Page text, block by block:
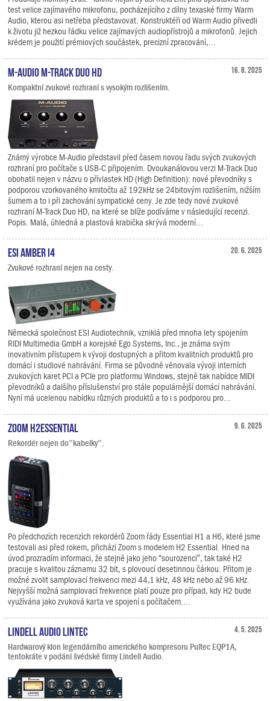
test velice zajímavého mikrofonu, pocházejícího z dílny texaské firmy Warm
Audio, kterou asi netřeba představovat. Konstruktéři od Warm Audio přivedli
k životu již hezkou řádku velice zajímavých audiopřístrojů a mikrofonů. Jejich
krédem je použití prémiových součástek, precizní zpracování,...
16. 8. 2025
M-Audio M-Track Duo HD
Kompaktní zvukové rozhraní s vysokým rozlišením.
Známý výrobce M-Audio představil před časem novou řadu svých zvukových
rozhraní pro počítače s USB-C připojením. Dvoukanálovou verzi M-Track Duo
obohatil nejen v názvu o přívlastek HD (High Definition): nové převodníky s
podporou vzorkovaného kmitočtu až 192kHz se 24bitovým rozlišením, nižším
šumem a to i při zachování sympatické ceny. Je zde tedy nové zvukové
rozhraní M-Track Duo HD, na které se blíže podíváme v následující recenzi.
Popis. Malá, úhledná a plastová krabička skrývá moderní...
20. 6. 2025
ESI Amber i4
Zvukové rozhraní nejen na cesty.
Německá společnost ESI Audiotechnik, vzniklá před mnoha lety spojením
RIDI Multimedia GmbH a korejské Ego Systems, Inc., je známa svým
inovativním přístupem k vývoji dostupných a přitom kvalitních produktů pro
domácí i studiové nahrávání. Firma se původně věnovala vývoji interních
zvukových karet PCI a PCIe pro platformu Windows, stejně tak nabídce MIDI
převodníků a dalšího příslušenství pro stále populárnější domácí nahrávání.
Nyní má ucelenou nabídku různých produktů a to i s podporou pro...
9. 6. 2025
Zoom H2essential
Rekordér nejen do”kabelky”.
Po předchozích recenzích rekordérů Zoom řády Essential H1 a H6, které jsme
testovali asi před rokem, přichází Zoom s modelem H2 Essential. Hned na
úvod prozradím informaci, že stejně jako jeho “sourozenci”, tak také H2
pracuje s kvalitou záznamu 32 bit, s plovoucí desetinnou čárkou. Přitom je
možné zvolit samplovací frekvenci mezi 44,1 kHz, 48 kHz nebo až 96 kHz.
Nejvyšší možná samplovací frekvence platí pouze pro případ, kdy H2 bude
využívána jako zvuková karta ve spojení s počítačem....
4. 5. 2025
Lindell Audio LiNTEC
Hardwarový klon legendárního amerického kompresoru Pultec EQP1A,
tentokráte v podání švédské firmy Lindell Audio.